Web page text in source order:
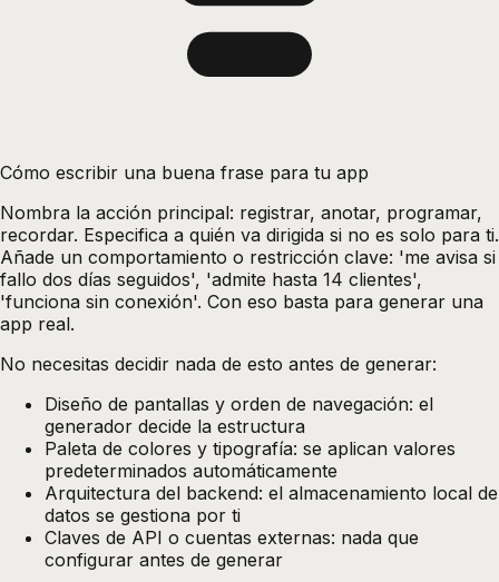
Cómo escribir una buena frase para tu app
Nombra la acción principal: registrar, anotar, programar,
recordar. Especifica a quién va dirigida si no es solo para ti.
Añade un comportamiento o restricción clave: 'me avisa si
fallo dos días seguidos', 'admite hasta 14 clientes',
'funciona sin conexión'. Con eso basta para generar una
app real.
No necesitas decidir nada de esto antes de generar:
Diseño de pantallas y orden de navegación: el
generador decide la estructura
Paleta de colores y tipografía: se aplican valores
predeterminados automáticamente
Arquitectura del backend: el almacenamiento local de
datos se gestiona por ti
Claves de API o cuentas externas: nada que
configurar antes de generar